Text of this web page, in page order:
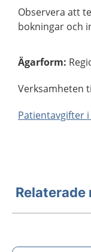
Observera att
bokningar och
Ägarform:
Verksamheten
Patientavgifter